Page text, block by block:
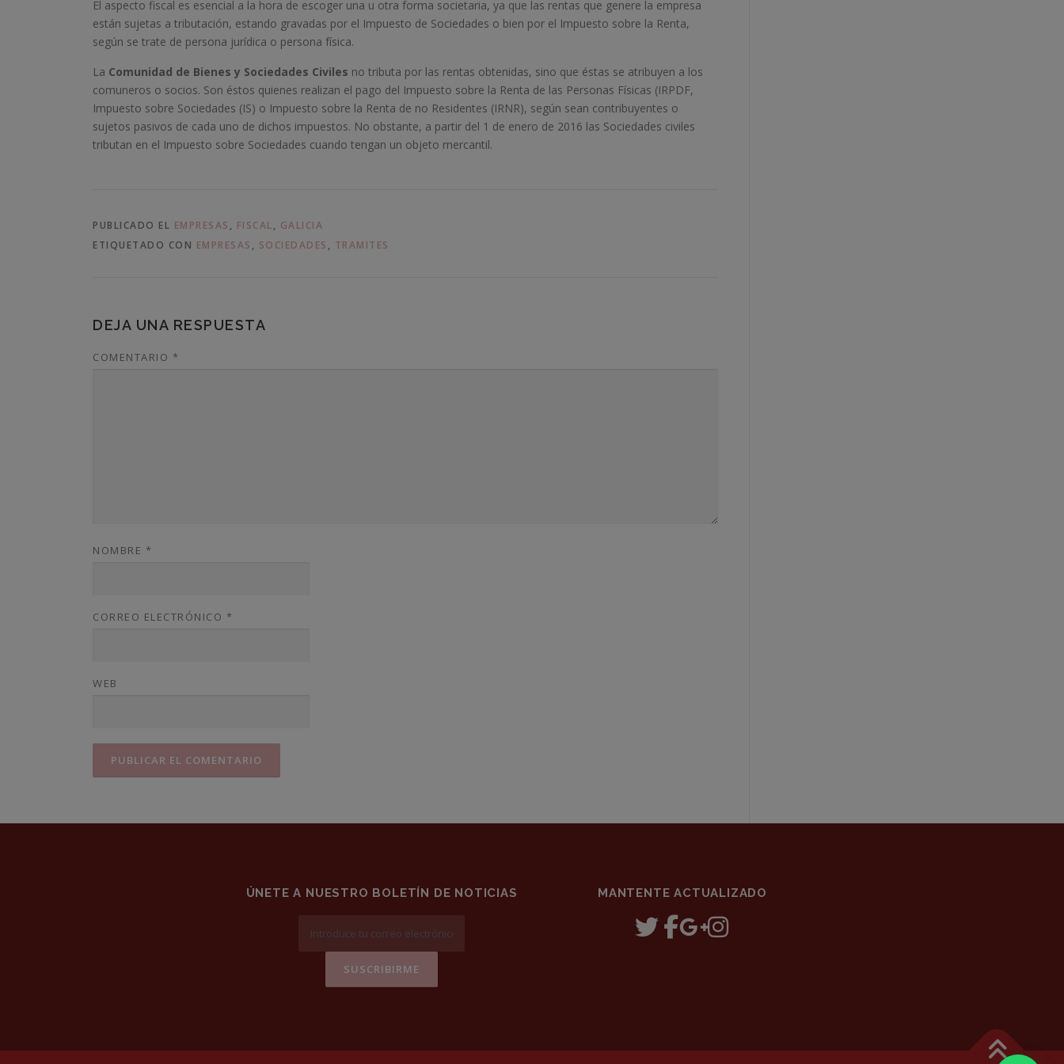
El aspecto fiscal es esencial a la hora de escoger una u otra forma societaria, ya que las rentas que genere la empresa
están sujetas a tributación, estando gravadas por el Impuesto de Sociedades o bien por el Impuesto sobre la Renta,
según se trate de persona jurídica o persona física.
La Comunidad de Bienes y Sociedades Civiles no tributa por las rentas obtenidas, sino que éstas se atribuyen a los
comuneros o socios. Son éstos quienes realizan el pago del Impuesto sobre la Renta de las Personas Físicas (IRPDF,
Impuesto sobre Sociedades (IS) o Impuesto sobre la Renta de no Residentes (IRNR), según sean contribuyentes o
sujetos pasivos de cada uno de dichos impuestos. No obstante, a partir del 1 de enero de 2016 las Sociedades civiles
tributan en el Impuesto sobre Sociedades cuando tengan un objeto mercantil.
PUBLICADO EL EMPRESAS , FISCAL, GALICIA
ETIQUETADO CON EMPRESAS , SOCIEDADES , TRAMITES
DEJA UNA RESPUESTA
COMENTARIO *
NOMBRE *
CORREO ELECTRÓNICO *
WEB
ÚNETE A NUESTRO BOLETÍN DE NOTICIAS MANTENTE ACTUALIZADO